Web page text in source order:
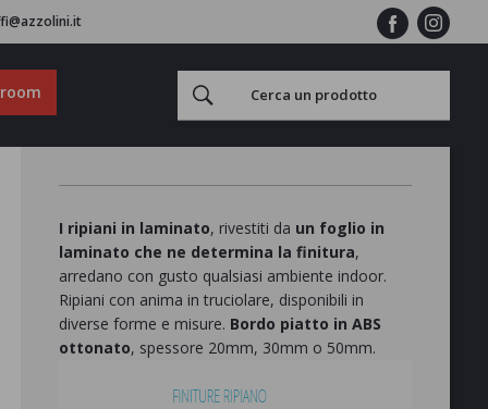
I ripiani in laminato, rivestiti da un foglio in
laminato che ne determina la finitura,
arredano con gusto qualsiasi ambiente indoor.
Ripiani con anima in truciolare, disponibili in
diverse forme e misure. Bordo piatto in ABS
ottonato, spessore 20mm, 30mm o 50mm.